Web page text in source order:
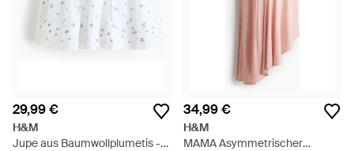
29,99 €
H&M
Jupe aus Baumwollplumetis -
34,99 €
H&M
MAMA Asymmetrischer